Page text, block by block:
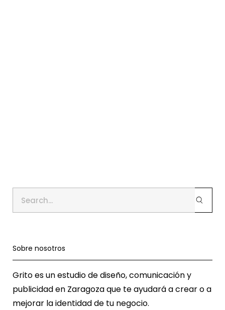
Sobre nosotros
Grito es un estudio de diseño, comunicación y
publicidad en Zaragoza que te ayudará a crear o a
mejorar la identidad de tu negocio.